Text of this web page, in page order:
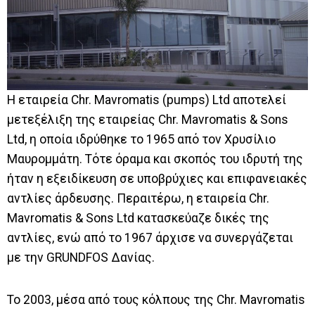
Η εταιρεία Chr. Mavromatis (pumps) Ltd αποτελεί
μετεξέλιξη της εταιρείας Chr. Mavromatis & Sons
Ltd, η οποία ιδρύθηκε το 1965 από τον Χρυσίλιο
Μαυρομμάτη. Τότε όραμα και σκοπός του ιδρυτή της
ήταν η εξειδίκευση σε υποβρύχιες και επιφανειακές
αντλίες άρδευσης. Περαιτέρω, η εταιρεία Chr.
Mavromatis & Sons Ltd κατασκεύαζε δικές της
αντλίες, ενώ από το 1967 άρχισε να συνεργάζεται
με την GRUNDFOS Δανίας.
Το 2003, μέσα από τους κόλπους της Chr. Mavromatis